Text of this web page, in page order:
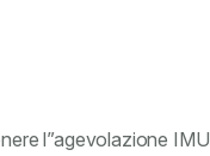
l”agevolazione IMU